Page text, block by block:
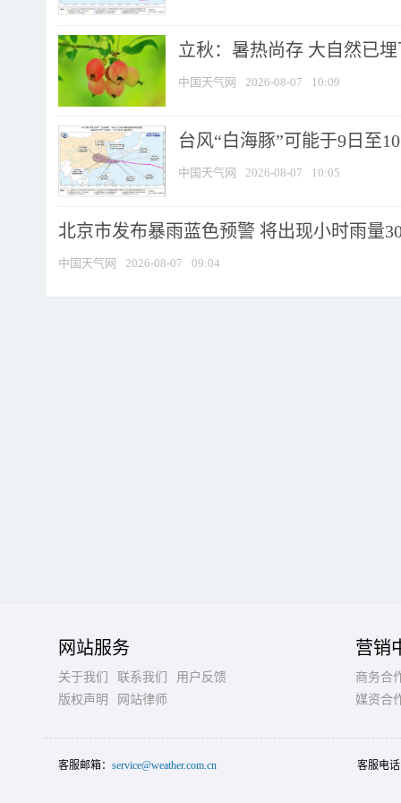
立秋：暑热尚存 大自然已
中国天气网 2026-08-07 10:09
台风“白海豚”可能于9日至
中国天气网 2026-08-07 10:05
北京市发布暴雨蓝色预警 将出现小时雨量
中国天气网 2026-08-07 09:04
网站服务
关于我们 联系我们
用户反馈
版权声明
网站律师
营销
商务合
媒资合
客服邮箱： service@weather.com.cn 客服电